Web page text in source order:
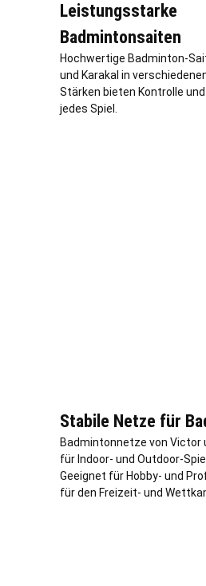
Leistungsstarke
Badmintonsaiten
Hochwertige Badminton-
und Karakal in
Stärken bieten Kontrolle
jedes Spiel.
Stabile Netze für
Badmintonnetze von Victor
für Indoor- und Outdoor-
Geeignet für Hobby- und
für den Freizeit- und